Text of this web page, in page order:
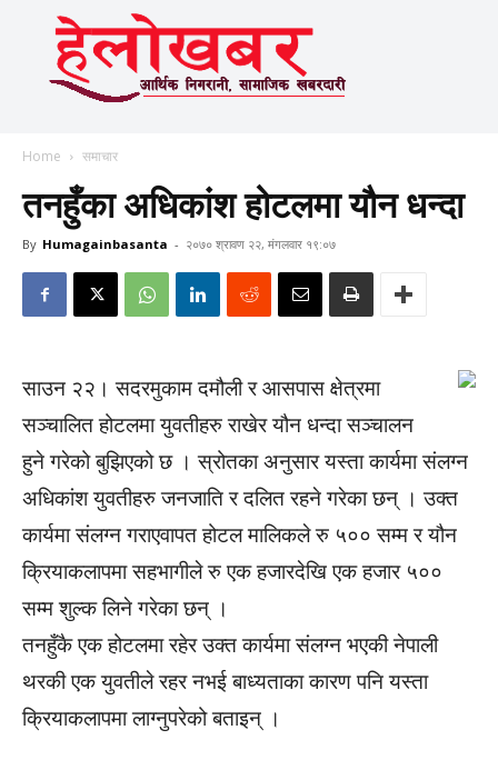
Home समाचार
तनहुँका अधिकांश होटलमा यौन धन्दा
By Humagainbasanta - २०७० श्रावण २२, मंगलवार १९:०७
साउन २२। सदरमुकाम दमौली र आसपास क्षेत्रमा
सञ्चालित होटलमा युवतीहरु राखेर यौन धन्दा सञ्चालन
हुने गरेको बुझिएको छ । स्रोतका अनुसार यस्ता कार्यमा संलग्न
अधिकांश युवतीहरु जनजाति र दलित रहने गरेका छन् । उक्त
कार्यमा संलग्न गराएवापत होटल मालिकले रु ५०० सम्म र यौन
क्रियाकलापमा सहभागीले रु एक हजारदेखि एक हजार ५००
सम्म शुल्क लिने गरेका छन् ।
तनहुँकै एक होटलमा रहेर उक्त कार्यमा संलग्न भएकी नेपाली
थरकी एक युवतीले रहर नभई बाध्यताका कारण पनि यस्ता
क्रियाकलापमा लाग्नुपरेको बताइन् ।